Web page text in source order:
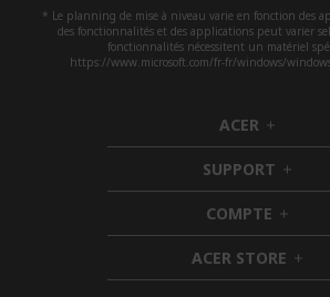
* Le planning de mise à niveau varie en fonction des
des fonctionnalités et des applications peut varier
fonctionnalités nécessitent un matériel
https://www.microsoft.com/fr-fr/windows/
ACER h
i
d
d
e
n
SUPPORT h
i
d
d
e
n
COMPTE h
i
d
d
ACER STORE h
i